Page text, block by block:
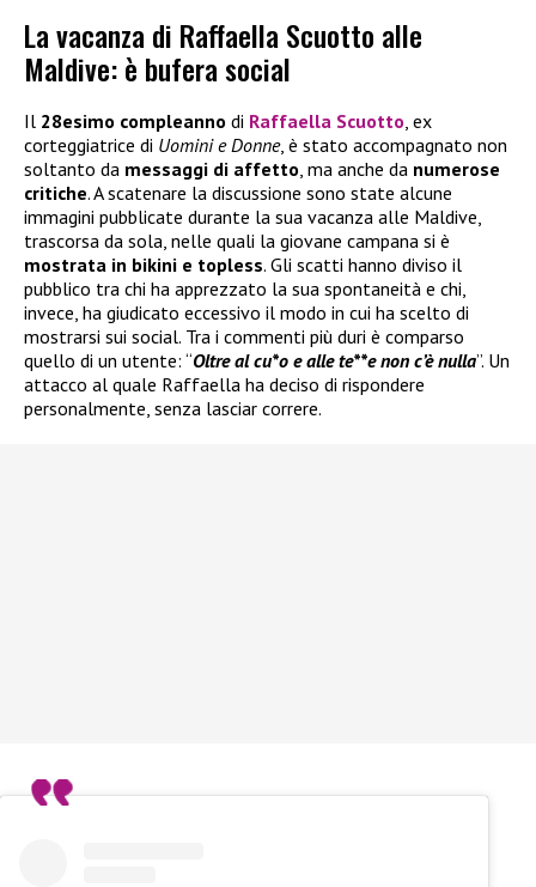
La vacanza di Raffaella Scuotto alle
Maldive: è bufera social
Il 28esimo compleanno di Raffaella Scuotto , ex
corteggiatrice di Uomini e Donne, è stato accompagnato non
soltanto da messaggi di affetto , ma anche da numerose
critiche. A scatenare la discussione sono state alcune
immagini pubblicate durante la sua vacanza alle Maldive,
trascorsa da sola, nelle quali la giovane campana si è
mostrata in bikini e topless. Gli scatti hanno diviso il
pubblico tra chi ha apprezzato la sua spontaneità e chi,
invece, ha giudicato eccessivo il modo in cui ha scelto di
mostrarsi sui social. Tra i commenti più duri è comparso
quello di un utente: “Oltre al cu*o e alle te**e non c’è nulla”. Un
attacco al quale Raffaella ha deciso di rispondere
personalmente, senza lasciar correre.